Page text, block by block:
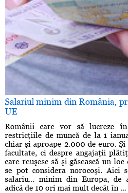
Salariul minim din România,
UE
Românii care vor să lucreze
restricţiile de muncă de la 1
chiar şi aproape 2.000 de euro.
facultate, ci despre angajaţii
care reuşesc să-şi găsească un
se pot considera norocoşi. Aici
salariu... minim din Europa, de
adică de 10 ori mai mult decât în ...